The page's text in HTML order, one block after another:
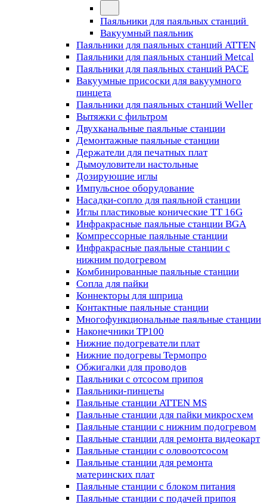
Паяльники для паяльных станций
Вакуумный паяльник
Паяльники для паяльных станций ATTEN
Паяльники для паяльных станций Metcal
Паяльники для паяльных станций PACE
Вакуумные присоски для вакуумного
пинцета
Паяльники для паяльных станций Weller
Вытяжки с фильтром
Двухканальные паяльные станции
Демонтажные паяльные станции
Держатели для печатных плат
Дымоуловители настольные
Дозирующие иглы
Импульсное оборудование
Насадки-сопло для паяльной станции
Иглы пластиковые конические TT 16G
Инфракрасные паяльные станции BGA
Компрессорные паяльные станции
Инфракрасные паяльные станции с
нижним подогревом
Комбинированные паяльные станции
Сопла для пайки
Коннекторы для шприца
Контактные паяльные станции
Многофункциональные паяльные станции
Наконечники TP100
Нижние подогреватели плат
Нижние подогревы Термопро
Обжигалки для проводов
Паяльники с отсосом припоя
Паяльники-пинцеты
Паяльные станции ATTEN MS
Паяльные станции для пайки микросхем
Паяльные станции с нижним подогревом
Паяльные станции для ремонта видеокарт
Паяльные станции с оловоотсосом
Паяльные станции для ремонта
материнских плат
Паяльные станции с блоком питания
Паяльные станции с подачей припоя